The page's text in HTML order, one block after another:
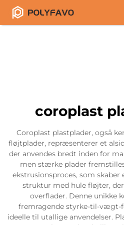
coroplast
Coroplast plastplader, også
fløjtplader, repræsenterer et
der anvendes bredt inden for
men stærke plader
ekstrusionsproces, som
struktur med hule fløjter,
overflader. Denne unikke
fremragende styrke-til-vægt-
ideelle til utallige anvendelser.